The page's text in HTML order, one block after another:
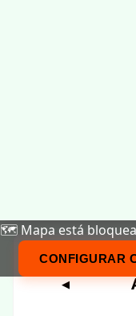
🗺️ Mapa está
CONFIGURAR
◀